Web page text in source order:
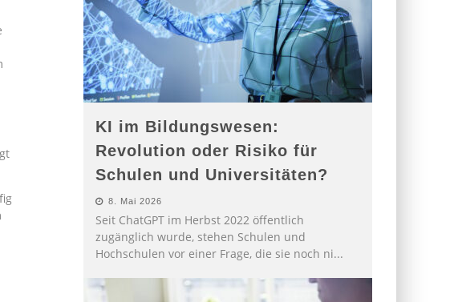
KI im Bildungswesen:
Revolution oder Risiko für
Schulen und Universitäten?
8. Mai 2026
Seit ChatGPT im Herbst 2022 öffentlich
zugänglich wurde, stehen Schulen und
Hochschulen vor einer Frage, die sie noch ni...